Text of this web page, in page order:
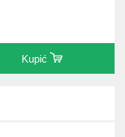
Kupić